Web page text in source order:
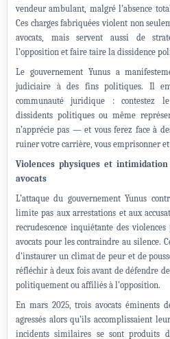
vendeur ambulant, malgré l’absence
Ces charges fabriquées violent non
avocats, mais servent aussi de
l’opposition et faire taire la dissidence
Le gouvernement Yunus a
judiciaire à des fins politiques. Il
communauté juridique : contestez
dissidents politiques ou même
n’apprécie pas — et vous ferez face à
ruiner votre carrière, vous emprisonner
Violences physiques et
avocats
L’attaque du gouvernement Yunus
limite pas aux arrestations et aux
recrudescence inquiétante des
avocats pour les contraindre au silence.
d’instaurer un climat de peur et de
réfléchir à deux fois avant de défendre
politiquement ou affiliés à l’opposition.
En mars 2025, trois avocats éminents
agressés alors qu’ils accomplissaient
incidents similaires se sont produits